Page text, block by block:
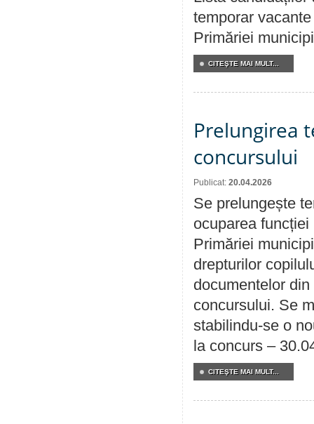
temporar
Primăriei
CITEŞTE MAI MULT...
Prelungirea
concursului
Publicat: 20.04.2026
Se prelungește
ocuparea
Primăriei
drepturilor
documentelor
concursului. Se
stabilindu-se o
la concurs –
CITEŞTE MAI MULT...